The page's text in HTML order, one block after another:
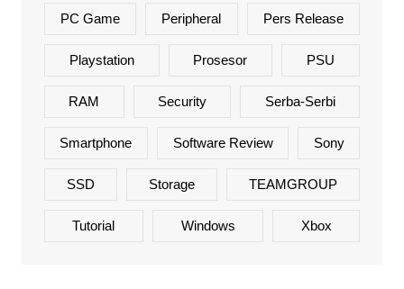
PC Game Peripheral Pers Release
Playstation Prosesor PSU
RAM Security Serba-Serbi
Smartphone Software Review Sony
SSD Storage TEAMGROUP
Tutorial Windows Xbox